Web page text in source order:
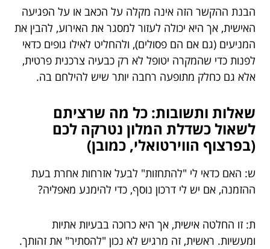
הבנת ההקשר הזה אינה מקלה על הכאב או על הפגיעה
האישית, אך היא יכולה לעזור למסגר את האירוע, להבין את
המניעים (גם אם הם פסולים), ולהחליט לאילו גופים כדאי
לפנות כדי שהמקרה יטופל לא רק כבעיה צרכנית פרטית,
אלא גם כחלק מתופעה רחבה יותר שיש להילחם בה.
שאלות ותשובות: כל מה שרציתם
לשאול כשדלת המלון נטרקה לכם
(בפרצוף הווירטואלי, כמובן)
ש: האם כדאי לי "להתחזות" לבעל אזרחות אחרת בעת
ההזמנה, אם יש לי דרכון נוסף, כדי להימנע מאפליה?
ת: זו החלטה אישית, אך היא כרוכה בבעיות אתיות
ומעשיות. ראשית, זה מרגיש לא נכון "להסתיר" את זהותך.